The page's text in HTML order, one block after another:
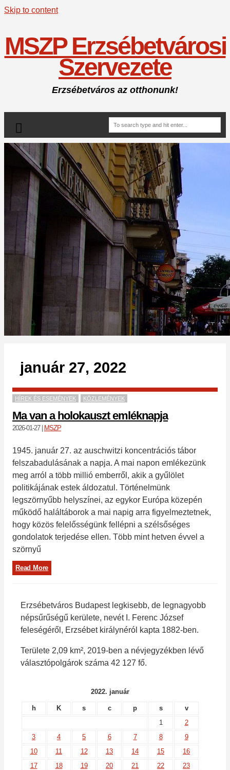
Skip to content
MSZP Erzsébetvárosi
Szervezete
Erzsébetváros az otthonunk!
január 27, 2022
HÍREK ÉS ESEMÉNYEK KÖZLEMÉNYEK
Ma van a holokauszt emléknapja
2026-01-27| MSZP
1945. január 27. az auschwitzi koncentrációs tábor
felszabadulásának a napja. A mai napon emlékezünk
meg arról a több millió emberről, akik a gyűlölet
politikájának estek áldozatul. Történelmünk
legszörnyűbb helyszínei, az egykor Európa közepén
működő haláltáborok a mai napig arra figyelmeztetnek,
hogy közös felelősségünk fellépni a szélsőséges
gondolatok terjedése ellen. Több mint hetven évvel a
szörnyű
Read More
Erzsébetváros Budapest legkisebb, de legnagyobb
népsűrűségű kerülete, nevét I. Ferenc József
feleségéről, Erzsébet királynéról kapta 1882-ben.
Területe 2,09 km², 2019-ben a névjegyzékben lévő
választópolgárok száma 42 127 fő.
2022. január
h K s c p s
v
1
2
3
4 5 6 7 8
9
10
11 12 13 14 15
16
17
18 19 20 21 22
23